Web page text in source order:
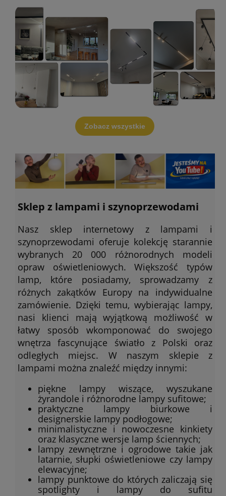
Zobacz wszystkie
Sklep z lampami i szynoprzewodami
Nasz sklep internetowy z lampami i
szynoprzewodami oferuje kolekcję starannie
wybranych 20 000 różnorodnych modeli
opraw oświetleniowych. Większość typów
lamp, które posiadamy, sprowadzamy z
różnych zakątków Europy na indywidualne
zamówienie. Dzięki temu, wybierając lampy,
nasi klienci mają wyjątkową możliwość w
łatwy sposób wkomponować do swojego
wnętrza fascynujące światło z Polski oraz
odległych miejsc. W naszym sklepie z
lampami można znaleźć między innymi:
piękne lampy wiszące, wyszukane
żyrandole i różnorodne lampy sufitowe;
praktyczne lampy biurkowe i
designerskie lampy podłogowe;
minimalistyczne i nowoczesne kinkiety
oraz klasyczne wersje lamp ściennych;
lampy zewnętrzne i ogrodowe takie jak
latarnie, słupki oświetleniowe czy lampy
elewacyjne;
lampy punktowe do których zaliczają się
spotlighty i lampy do sufitu